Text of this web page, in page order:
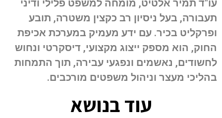
עו"ד תמיר אלטיט, מומחה למשפט פלילי ודיני
תעבורה, בעל ניסיון רב כקצין משטרה, תובע
ופרקליט בכיר. עם ידע מעמיק במערכת אכיפת
החוק, הוא מספק ייצוג מקצועי, דיסקרטי ונחוש
לחשודים, נאשמים ונפגעי עבירה, תוך התמחות
בהליכי מעצר וניהול משפטים מורכבים.
עוד בנושא